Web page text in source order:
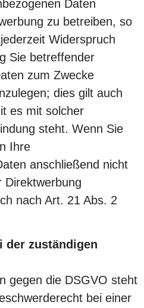
Daten
zu betreiben, so
Widerspruch
Sie betreffender
zum Zwecke
dies gilt auch
es mit solcher
steht. Wenn Sie
Ihre
anschließend nicht
Direktwerbung
nach Art. 21 Abs. 2
der zuständigen
gegen die DSGVO steht
bei einer